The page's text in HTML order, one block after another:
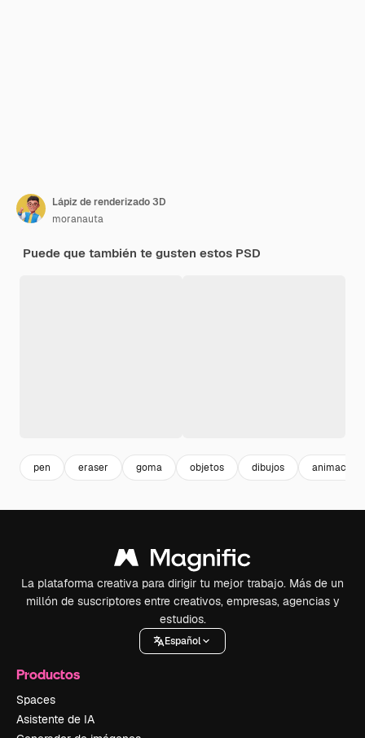
Lápiz de renderizado 3D
moranauta
Puede que también te gusten estos PSD
pen eraser goma objetos dibujos
La plataforma creativa para dirigir tu mejor trabajo. Más de un
millón de suscriptores entre creativos, empresas, agencias y
estudios.
Español
Productos
Spaces
Asistente de IA